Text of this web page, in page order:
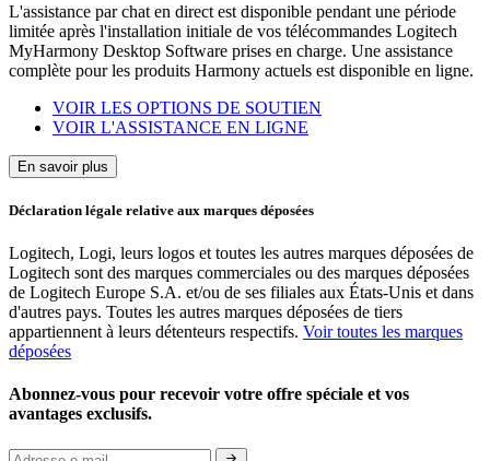
L'assistance par chat en direct est disponible pendant une période
limitée après l'installation initiale de vos télécommandes Logitech
MyHarmony Desktop Software prises en charge. Une assistance
complète pour les produits Harmony actuels est disponible en ligne.
VOIR LES OPTIONS DE SOUTIEN
VOIR L'ASSISTANCE EN LIGNE
En savoir plus
Déclaration légale relative aux marques déposées
Logitech, Logi, leurs logos et toutes les autres marques déposées de
Logitech sont des marques commerciales ou des marques déposées
de Logitech Europe S.A. et/ou de ses filiales aux États-Unis et dans
d'autres pays. Toutes les autres marques déposées de tiers
appartiennent à leurs détenteurs respectifs. Voir toutes les marques
déposées
Abonnez-vous pour recevoir votre offre spéciale et vos
avantages exclusifs.